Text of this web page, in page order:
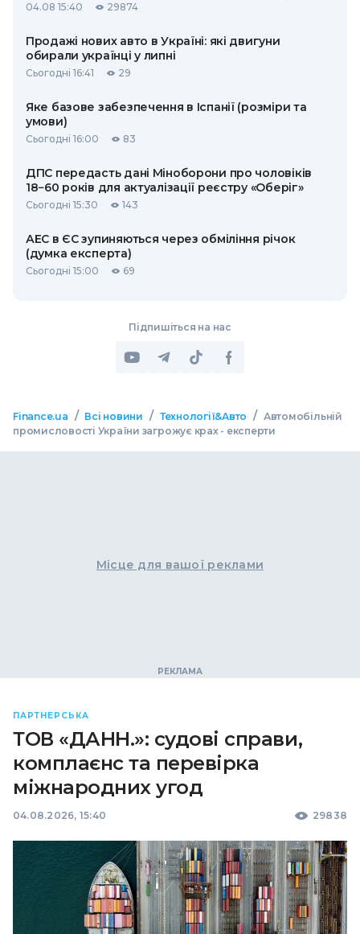
04.08 15:40 29874
Продажі нових авто в Україні: які двигуни
обирали українці у липні
Сьогодні 16:41 29
Яке базове забезпечення в Іспанії (розміри та
умови)
Сьогодні 16:00 83
ДПС передасть дані Міноборони про чоловіків
18−60 років для актуалізації реєстру «Оберіг»
Сьогодні 15:30 143
АЕС в ЄС зупиняються через обміління річок
(думка експерта)
Сьогодні 15:00 69
Підпишіться на нас
Finance.ua / Всі новини / Технології&Авто / Автомобільній
промисловості України загрожує крах - експерти
Місце для вашої реклами
ПАРТНЕРСЬКА
ТОВ «ДАНН.»: судові справи,
комплаєнс та перевірка
міжнародних угод
04.08.2026, 15:40 29838